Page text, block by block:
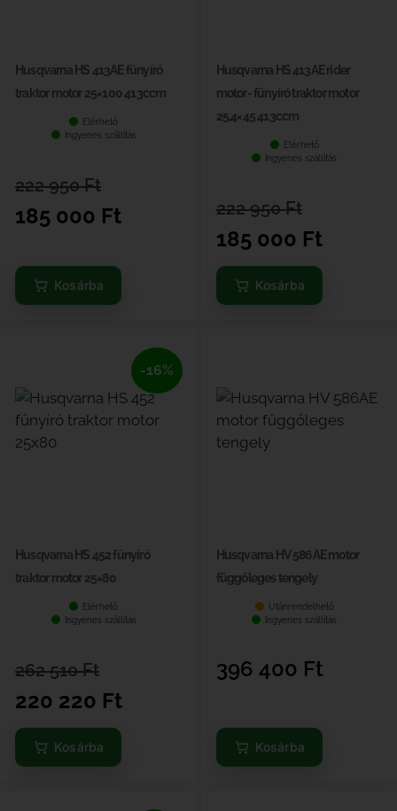
Husqvarna HS 413AE fűnyíró
traktor motor 25×100 413ccm
Elérhető
Ingyenes szállítás
222 950Ft
185 000 Ft
Kosárba
Husqvarna HS 413AE rider
motor- fűnyíró traktor motor
25,4×45 413ccm
Elérhető
Ingyenes szállítás
222 950Ft
185 000 Ft
Kosárba
-16%
Husqvarna HS 452 fűnyíró
traktor motor 25×80
Elérhető
Ingyenes szállítás
262 510Ft
220 220 Ft
Kosárba
Husqvarna HV 586AE motor
függőleges tengely
Utánrendelhető
Ingyenes szállítás
396 400 Ft
Kosárba